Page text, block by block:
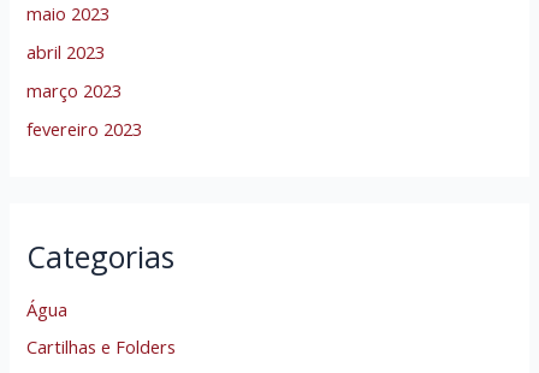
maio 2023
abril 2023
março 2023
fevereiro 2023
Categorias
Água
Cartilhas e Folders